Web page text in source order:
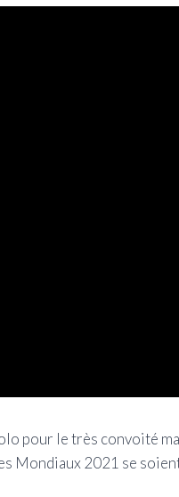
pour le très convoité
Mondiaux 2021 se